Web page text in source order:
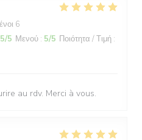
6
5/5 Μενού : 5/5 Ποιότητα / Τιμή :
au rdv. Merci à vous.